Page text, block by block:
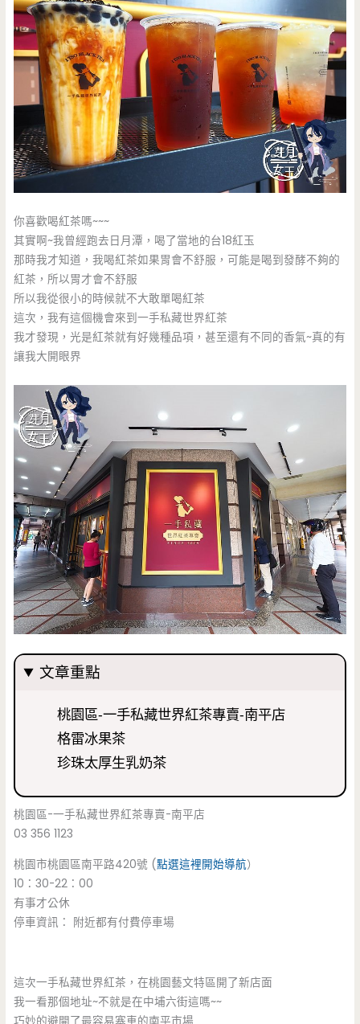
你喜歡喝紅茶嗎~~~
其實啊~我曾經跑去日月潭，喝了當地的台18紅玉
那時我才知道，我喝紅茶如果胃會不舒服，可能是喝到發酵不夠的
紅茶，所以胃才會不舒服
所以我從很小的時候就不大敢單喝紅茶
這次，我有這個機會來到一手私藏世界紅茶
我才發現，光是紅茶就有好幾種品項，甚至還有不同的香氣~真的有
讓我大開眼界
文章重點
桃園區-一手私藏世界紅茶專賣-南平店
格雷冰果茶
珍珠太厚生乳奶茶
桃園區-一手私藏世界紅茶專賣-南平店
03 356 1123
桃園市桃園區南平路420號 (點選這裡開始導航）
10：30-22：00
有事才公休
停車資訊： 附近都有付費停車場
這次一手私藏世界紅茶，在桃園藝文特區開了新店面
我一看那個地址~不就是在中埔六街這嗎~~